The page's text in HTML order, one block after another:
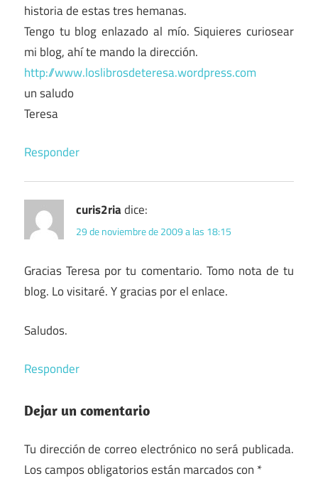
historia de estas tres hemanas.
Tengo tu blog enlazado al mío. Siquieres curiosear
mi blog, ahí te mando la dirección.
http://www.loslibrosdeteresa.wordpress.com
un saludo
Teresa
Responder
curis2riadice:
29 de noviembre de 2009 a las 18:15
Gracias Teresa por tu comentario. Tomo nota de tu
blog. Lo visitaré. Y gracias por el enlace.
Saludos.
Responder
Dejar un comentario
Tu dirección de correo electrónico no será publicada.
Los campos obligatorios están marcados con *